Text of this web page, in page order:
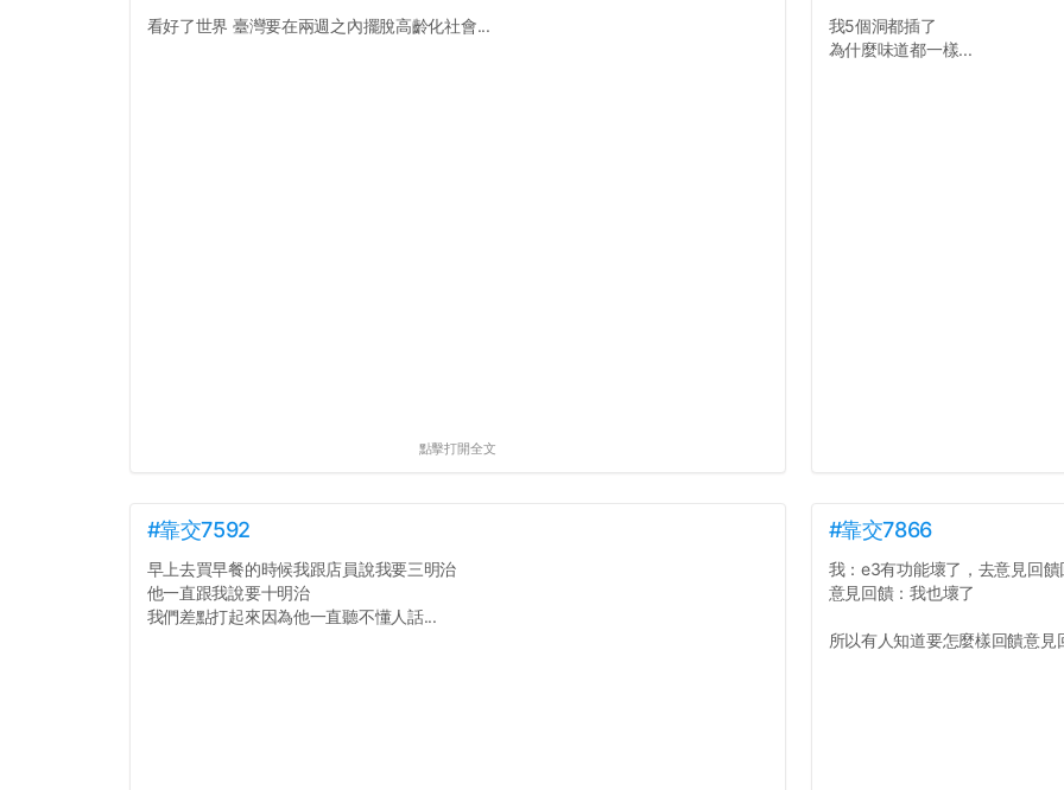
看好了世界 臺灣要在兩週之內擺脫高齡化社會...
點擊打開全文
我5個洞都插了
為什麼味道都一樣...
#靠交7592
早上去買早餐的時候我跟店員說我要三明治
他一直跟我說要十明治
我們差點打起來因為他一直聽不懂人話...
#靠交7866
我：e3有功能壞了，去意見回饋
意見回饋：我也壞了
所以有人知道要怎麼樣回饋意見